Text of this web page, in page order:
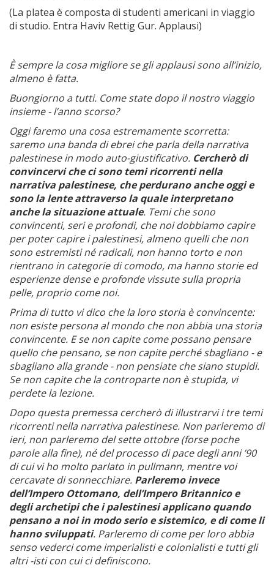
(La platea è composta di studenti americani in viaggio
di studio. Entra Haviv Rettig Gur. Applausi)
È sempre la cosa migliore se gli applausi sono all’inizio,
almeno è fatta.
Buongiorno a tutti. Come state dopo il nostro viaggio
insieme - l’anno scorso?
Oggi faremo una cosa estremamente scorretta:
saremo una banda di ebrei che parla della narrativa
palestinese in modo auto-giustificativo. Cercherò di
convincervi che ci sono temi ricorrenti nella
narrativa palestinese, che perdurano anche oggi e
sono la lente attraverso la quale interpretano
anche la situazione attuale. Temi che sono
convincenti, seri e profondi, che noi dobbiamo capire
per poter capire i palestinesi, almeno quelli che non
sono estremisti né radicali, non hanno torto e non
rientrano in categorie di comodo, ma hanno storie ed
esperienze dense e profonde vissute sulla propria
pelle, proprio come noi.
Prima di tutto vi dico che la loro storia è convincente:
non esiste persona al mondo che non abbia una storia
convincente. E se non capite come possano pensare
quello che pensano, se non capite perché sbagliano - e
sbagliano alla grande - non pensiate che siano stupidi.
Se non capite che la controparte non è stupida, vi
perdete la lezione.
Dopo questa premessa cercherò di illustrarvi i tre temi
ricorrenti nella narrativa palestinese. Non parleremo di
ieri, non parleremo del sette ottobre (forse poche
parole alla fine), né del processo di pace degli anni ’90
di cui vi ho molto parlato in pullmann, mentre voi
cercavate di sonnecchiare. Parleremo invece
dell’Impero Ottomano, dell’Impero Britannico e
degli archetipi che i palestinesi applicano quando
pensano a noi in modo serio e sistemico, e di come li
hanno sviluppati. Parleremo di come per loro abbia
senso vederci come imperialisti e colonialisti e tutti gli
altri -isti con cui ci definiscono.